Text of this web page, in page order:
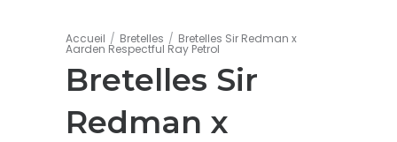
Accueil / Bretelles / Bretelles Sir Redman x
Aarden Respectful Ray Petrol
Bretelles Sir
Redman x